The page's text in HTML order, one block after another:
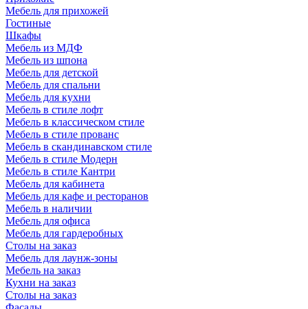
Мебель для прихожей
Гостиные
Шкафы
Мебель из МДФ
Мебель из шпона
Мебель для детской
Мебель для спальни
Мебель для кухни
Мебель в стиле лофт
Мебель в классическом стиле
Мебель в стиле прованс
Мебель в скандинавском стиле
Мебель в стиле Модерн
Мебель в стиле Кантри
Мебель для кабинета
Мебель для кафе и ресторанов
Мебель в наличии
Мебель для офиса
Мебель для гардеробных
Столы на заказ
Мебель для лаунж-зоны
Мебель на заказ
Кухни на заказ
Столы на заказ